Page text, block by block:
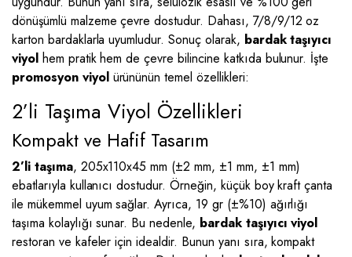
dönüşümlü malzeme çevre dostudur. Dahası, 7/8/9/12 oz
karton bardaklarla uyumludur. Sonuç olarak, bardak taşıyıcı
viyolhem pratik hem de çevre bilincine katkıda bulunur. İşte
promosyon viyolürününün temel özellikleri:
2’li Taşıma Viyol Özellikleri
Kompakt ve Hafif Tasarım
2’li taşıma, 205x110x45 mm (±2 mm, ±1 mm, ±1 mm)
ebatlarıyla kullanıcı dostudur. Örneğin, küçük boy kraft çanta
ile mükemmel uyum sağlar. Ayrıca, 19 gr (±%10) ağırlığı
taşıma kolaylığı sunar. Bu nedenle, bardak taşıyıcı viyol
restoran ve kafeler için idealdir. Bunun yanı sıra, kompakt